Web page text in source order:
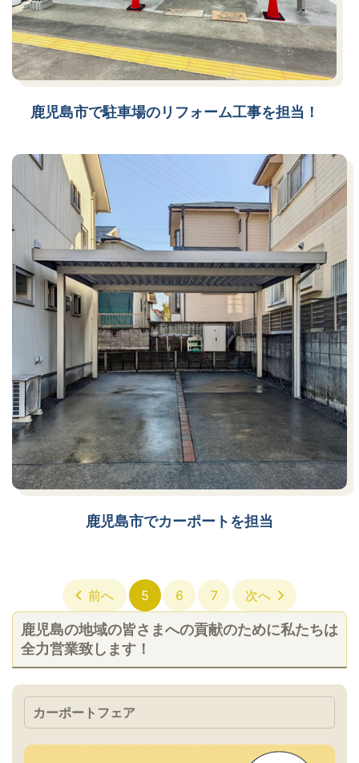
鹿児島市で駐車場のリフォーム工事を担当！
鹿児島市でカーポートを担当
前へ 5 6 7 次へ
鹿児島の地域の皆さまへの貢献のために私たちは
全力営業致します！
カーポートフェア